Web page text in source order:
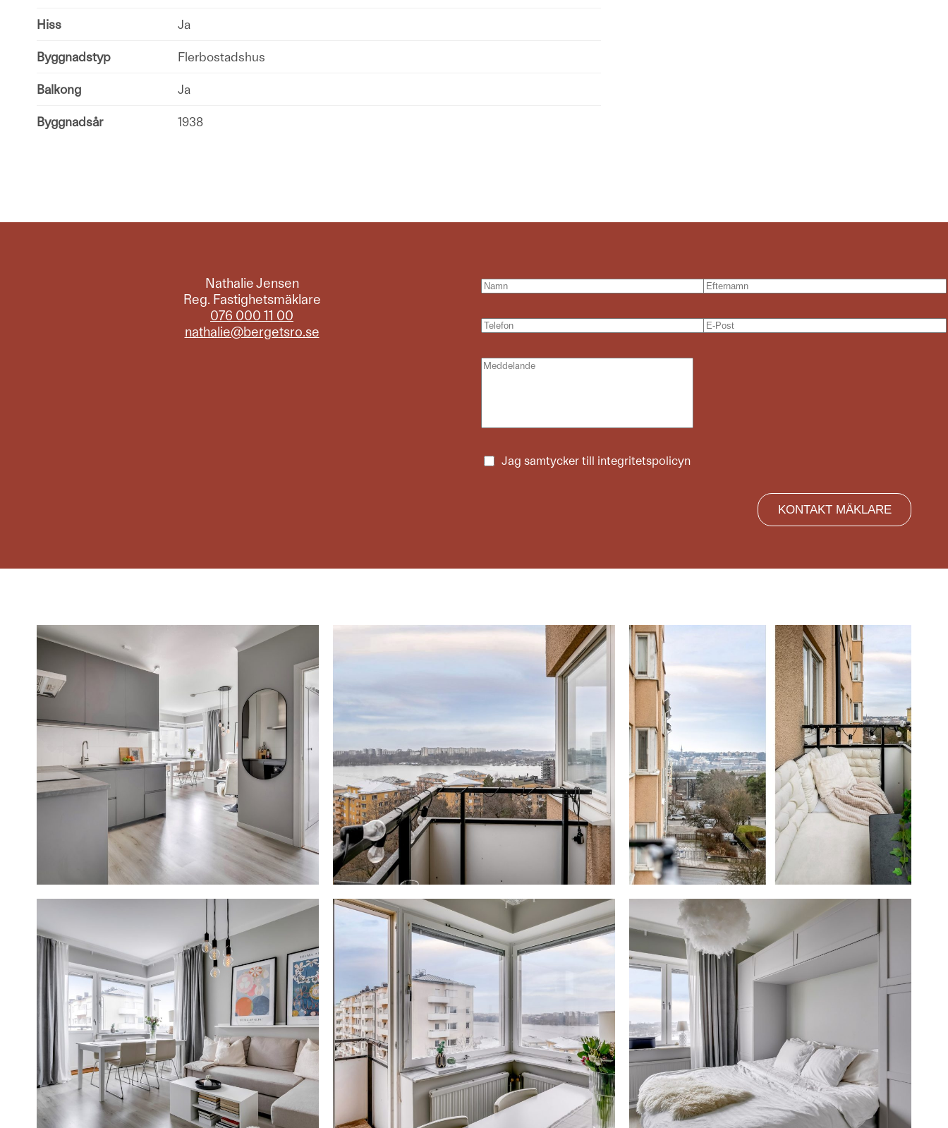
Hiss Ja
Byggnadstyp Flerbostadshus
Balkong Ja
Byggnadsår 1938
Nathalie Jensen
Reg. Fastighetsmäklare
076 000 11 00
nathalie@bergetsro.se
Jag samtycker till integritetspolicyn